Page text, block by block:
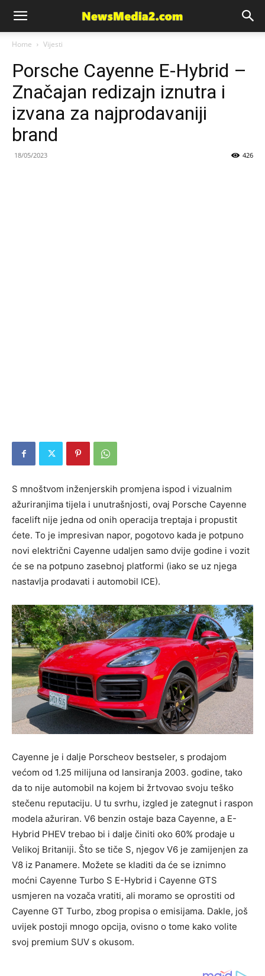
News
Media
Home Vijesti
Porsche Cayenne E-Hybrid –
Značajan redizajn iznutra i
izvana za najprodavaniji
brand
18/05/2023 426
S mnoštvom inženjerskih promjena ispod i vizualnim
ažuriranjima tijela i unutrašnjosti, ovaj Porsche Cayenne
facelift nije jedna od onih operacija treptaja i propustit
ćete. To je impresivan napor, pogotovo kada je potpuno
novi električni Cayenne udaljen samo dvije godine i vozit
će se na potpuno zasebnoj platformi (iako se uz njega
nastavlja prodavati i automobil ICE).
Cayenne je i dalje Porscheov bestseler, s prodajom
većom od 1.25 milijuna od lansiranja 2003. godine, tako
da to nije automobil na kojem bi žrtvovao svoju teško
stečenu reputaciju. U tu svrhu, izgled je zategnut i raspon
modela ažuriran. V6 benzin ostaje baza Cayenne, a E-
Hybrid PHEV trebao bi i dalje činiti oko 60% prodaje u
Velikoj Britaniji. Što se tiče S, njegov V6 je zamijenjen za
V8 iz Panamere. Možete se kladiti da će se iznimno
moćni Cayenne Turbo S E-Hybrid i Cayenne GTS
usmjeren na vozača vratiti, ali moramo se oprostiti od
Cayenne GT Turbo, zbog propisa o emisijama. Dakle, još
uvijek postoji mnogo opcija, ovisno o tome kako volite
svoj premium SUV s okusom.